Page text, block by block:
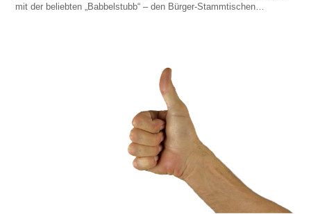
mit der beliebten „Babbelstubb“ – den Bürger-Stammtischen…